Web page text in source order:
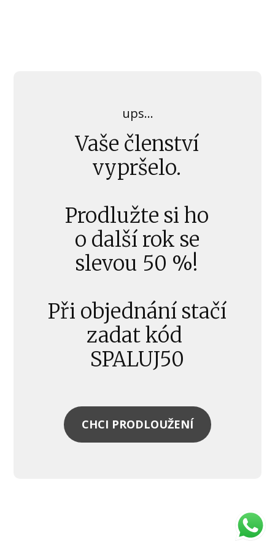
ups...
Vaše členství
vypršelo.
Prodlužte si ho
o další rok se
slevou 50 %!
Při objednání stačí
zadat kód
SPALUJ50
CHCI PRODLOUŽENÍ